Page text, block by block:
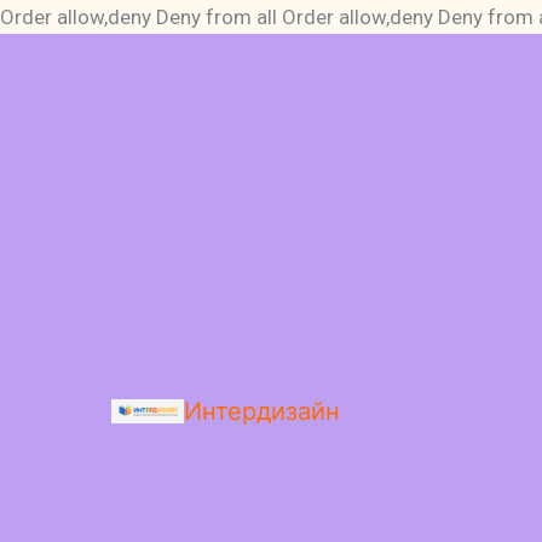
Order allow,deny Deny from all Order allow,deny Deny from
Интердизайн